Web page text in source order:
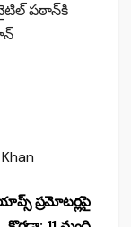
టైటిల్ పఠాన్‌కి
ప్రమోటర్లపై